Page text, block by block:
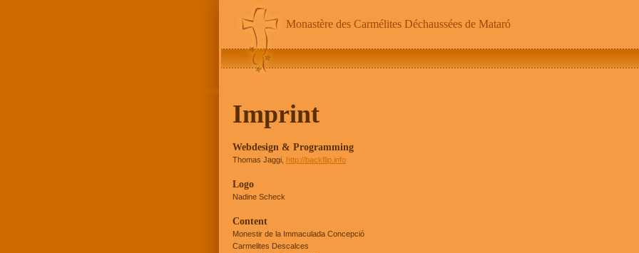
Monastère des Carmélites Déchaussées de Mataró
Imprint
Webdesign & Programming
Thomas Jaggi, http://backflip.info
Logo
Nadine Scheck
Content
Monestir de la Immaculada Concepció
Carmelites Descalces